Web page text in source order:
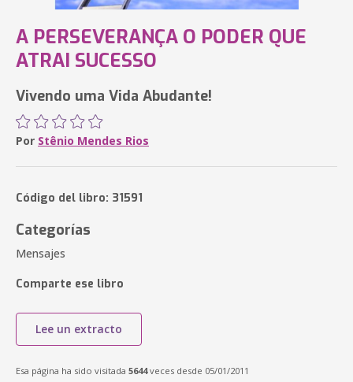
A PERSEVERANÇA O PODER QUE
ATRAI SUCESSO
Vivendo uma Vida Abudante!
Por Stênio Mendes Rios
Código del libro: 31591
Categorías
Mensajes
Comparte ese libro
Lee un extracto
Esa página ha sido visitada 5644veces desde 05/01/2011